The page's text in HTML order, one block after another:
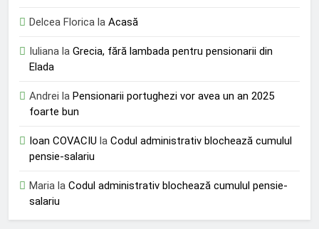
Delcea Florica la Acasă
Iuliana la Grecia, fără lambada pentru pensionarii din
Elada
Andrei la Pensionarii portughezi vor avea un an 2025
foarte bun
Ioan COVACIU la Codul administrativ blochează cumulul
pensie-salariu
Maria la Codul administrativ blochează cumulul pensie-
salariu